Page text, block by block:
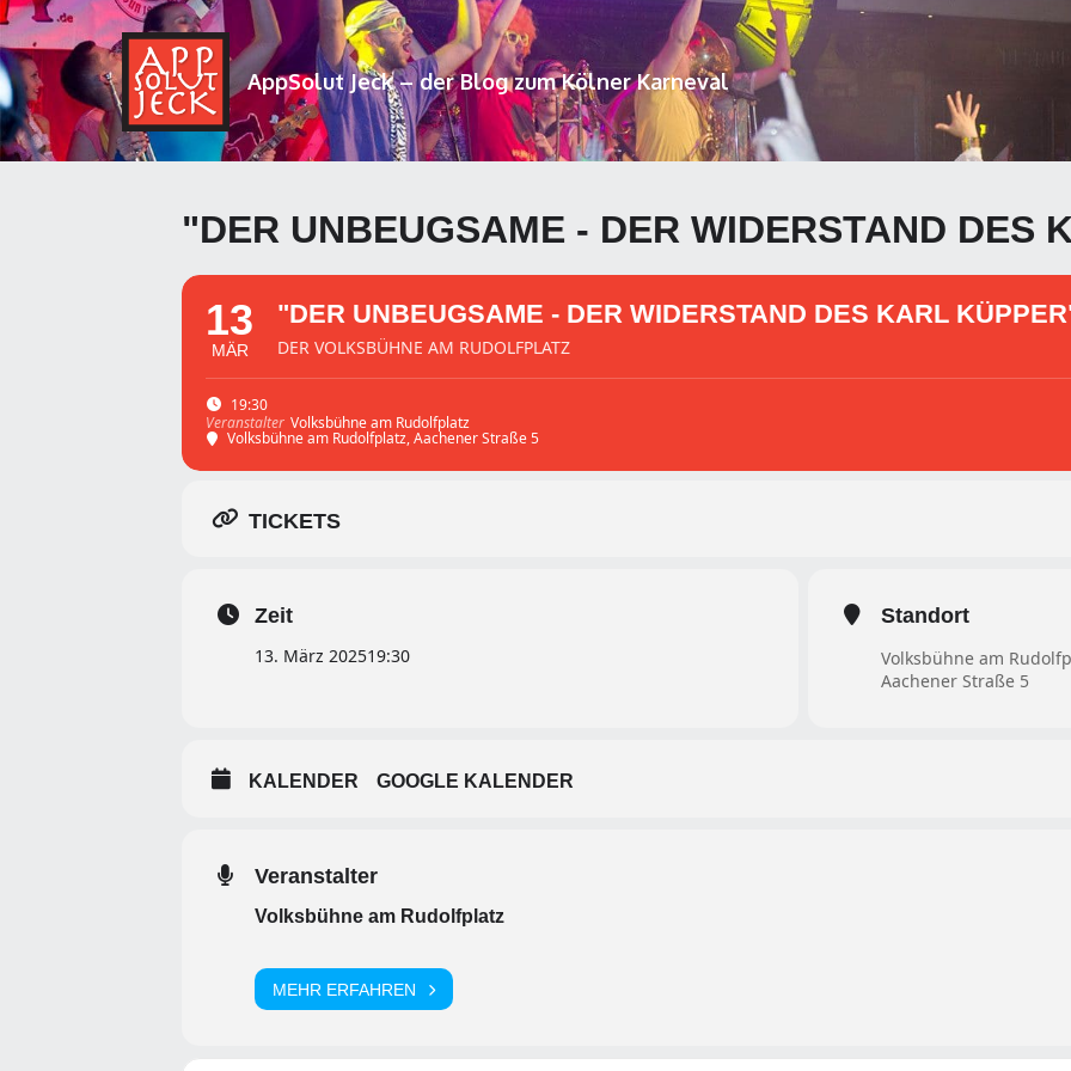
AppSolut Jeck – der Blog zum Kölner Karneval
"DER UNBEUGSAME - DER WIDERSTAND DES
19:30
Veranstalter Volksbühne am Rudolfplatz
Volksbühne am Rudolfplatz, Aachener Straße 5
13
MÄR
"DER UNBEUGSAME - DER WIDERSTAND DES KARL
DER VOLKSBÜHNE AM RUDOLFPLATZ
TICKETS
Zeit
13. März 202519:30
Standort
Volksbühne am
Aachener Straße 5
KALENDER GOOGLE KALENDER
Veranstalter
Volksbühne am Rudolfplatz
MEHR ERFAHREN